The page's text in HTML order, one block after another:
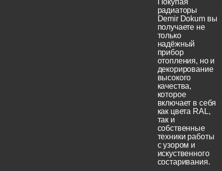
Покупая
радиаторы
Demir Dokum вы
получаете не
только
надёжный
прибор
отопления, но и
декорирование
высокого
качества,
которое
включает в себя
как цвета RAL,
так и
собственные
техники работы
с узором и
искуственного
состаривания.